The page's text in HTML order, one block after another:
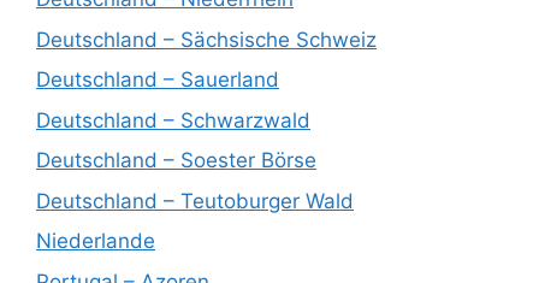
Deutschland – Sächsische Schweiz
Deutschland – Sauerland
Deutschland – Schwarzwald
Deutschland – Soester Börse
Deutschland – Teutoburger Wald
Niederlande